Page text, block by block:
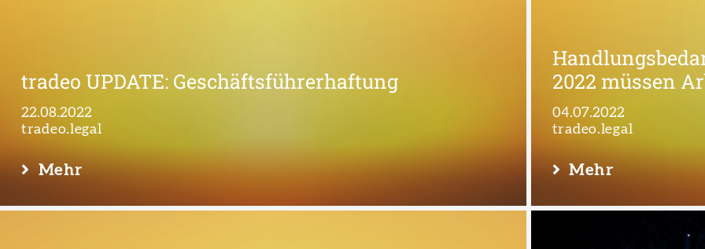
tradeo UPDATE: Geschäftsführerhaftung
22.08.2022
tradeo.legal
Mehr
2022 müssen
04.07.2022
tradeo.legal
Mehr